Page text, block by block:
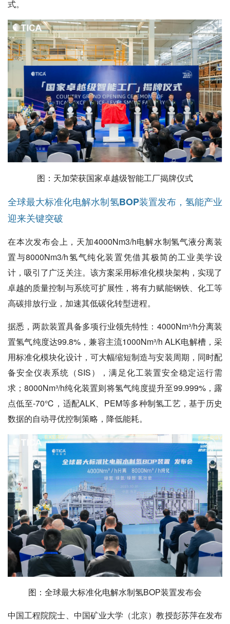
式。
图：天加荣获国家卓越级智能工厂揭牌仪式
全球最大标准化电解水制氢BOP装置发布，氢能产业
迎来关键突破
在本次发布会上，天加4000Nm3/h电解水制氢气液分离装
置与8000Nm3/h氢气纯化装置凭借其极简的工业美学设
计，吸引了广泛关注。该方案采用标准化模块架构，实现了
卓越的质量控制与系统可扩展性，将有力赋能钢铁、化工等
高碳排放行业，加速其低碳化转型进程。
据悉，两款装置具备多项行业领先特性：4000Nm³/h分离装
置氢气纯度达99.8%，兼容主流1000Nm³/h ALK电解槽，采
用标准化模块化设计，可大幅缩短制造与安装周期，同时配
备安全仪表系统（SIS），满足化工装置安全稳定运行需
求；8000Nm³/h纯化装置则将氢气纯度提升至99.999%，露
点低至-70℃，适配ALK、PEM等多种制氢工艺，基于历史
数据的自动寻优控制策略，降低能耗。
图：全球最大标准化电解水制氢BOP装置发布会
中国工程院院士、中国矿业大学（北京）教授彭苏萍在发布